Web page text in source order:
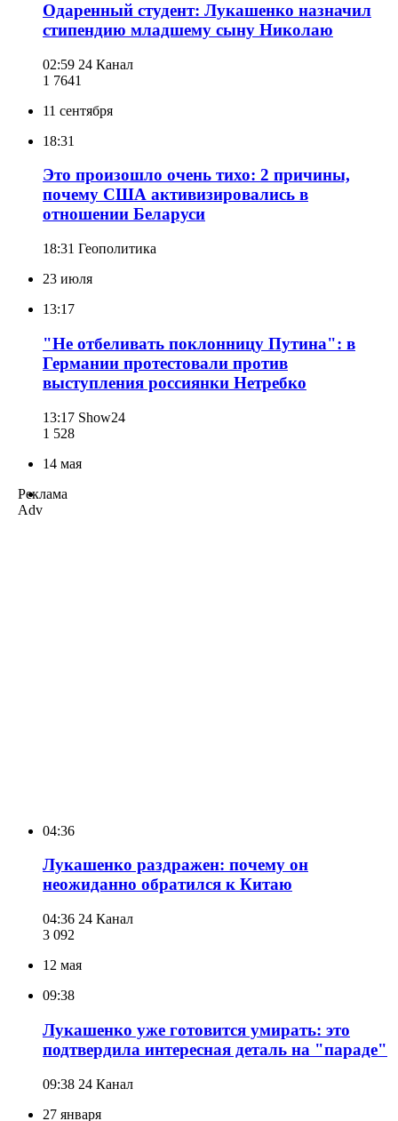
Одаренный студент: Лукашенко назначил
стипендию младшему сыну Николаю
02:59 24 Канал
1 7641
11 сентября
18:31
Это произошло очень тихо: 2 причины,
почему США активизировались в
отношении Беларуси
18:31 Геополитика
23 июля
13:17
"Не отбеливать поклонницу Путина": в
Германии протестовали против
выступления россиянки Нетребко
13:17 Show24
1 528
14 мая
Реклама
Adv
04:36
Лукашенко раздражен: почему он
неожиданно обратился к Китаю
04:36 24 Канал
3 092
12 мая
09:38
Лукашенко уже готовится умирать: это
подтвердила интересная деталь на "параде"
09:38 24 Канал
27 января